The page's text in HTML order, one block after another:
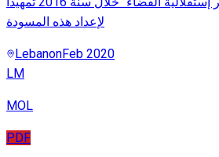
لإعداد هذه المسودة
LebanonFeb 2020
LM
MOL
PDF